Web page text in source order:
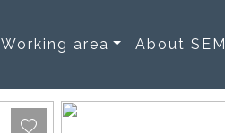
Working area About SEM